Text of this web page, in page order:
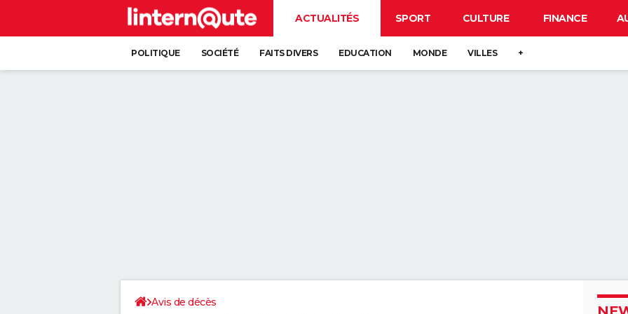
ACTUALITÉS SPORT CULTURE FINANCE
POLITIQUE SOCIÉTÉ FAITS DIVERS EDUCATION MONDE VILLES +
Avis de décès